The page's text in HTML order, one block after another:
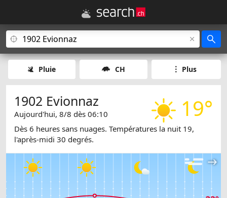
Pluie CH Plus
19°
1902 Evionnaz
Aujourd'hui, 8/8 dès 06:10
Dès 6 heures sans nuages. Températures la nuit 19,
l'après-midi 30 degrés.